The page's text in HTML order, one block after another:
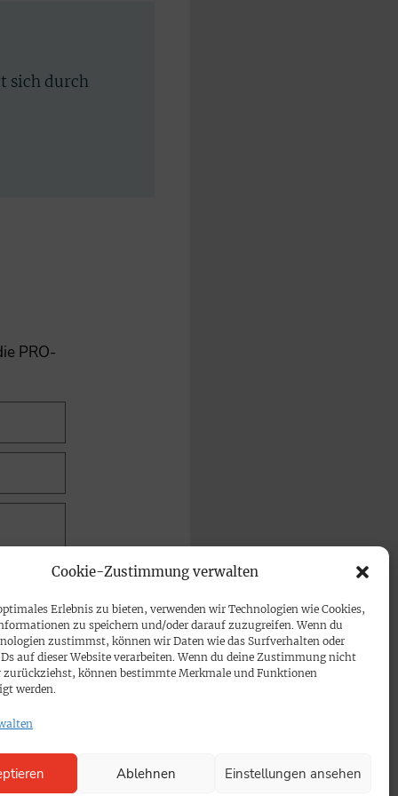
Cookie-Zustimmung verwalten
Erlebnis zu bieten, verwenden wir Technologien wie Cookies,
zu speichern und/oder darauf zuzugreifen. Wenn du
zustimmst, können wir Daten wie das Surfverhalten oder
auf dieser Website verarbeiten. Wenn du deine Zustimmung nicht
zurückziehst, können bestimmte Merkmale und Funktionen
werden.
Ablehnen Einstellungen ansehen
sich durch
PRO-